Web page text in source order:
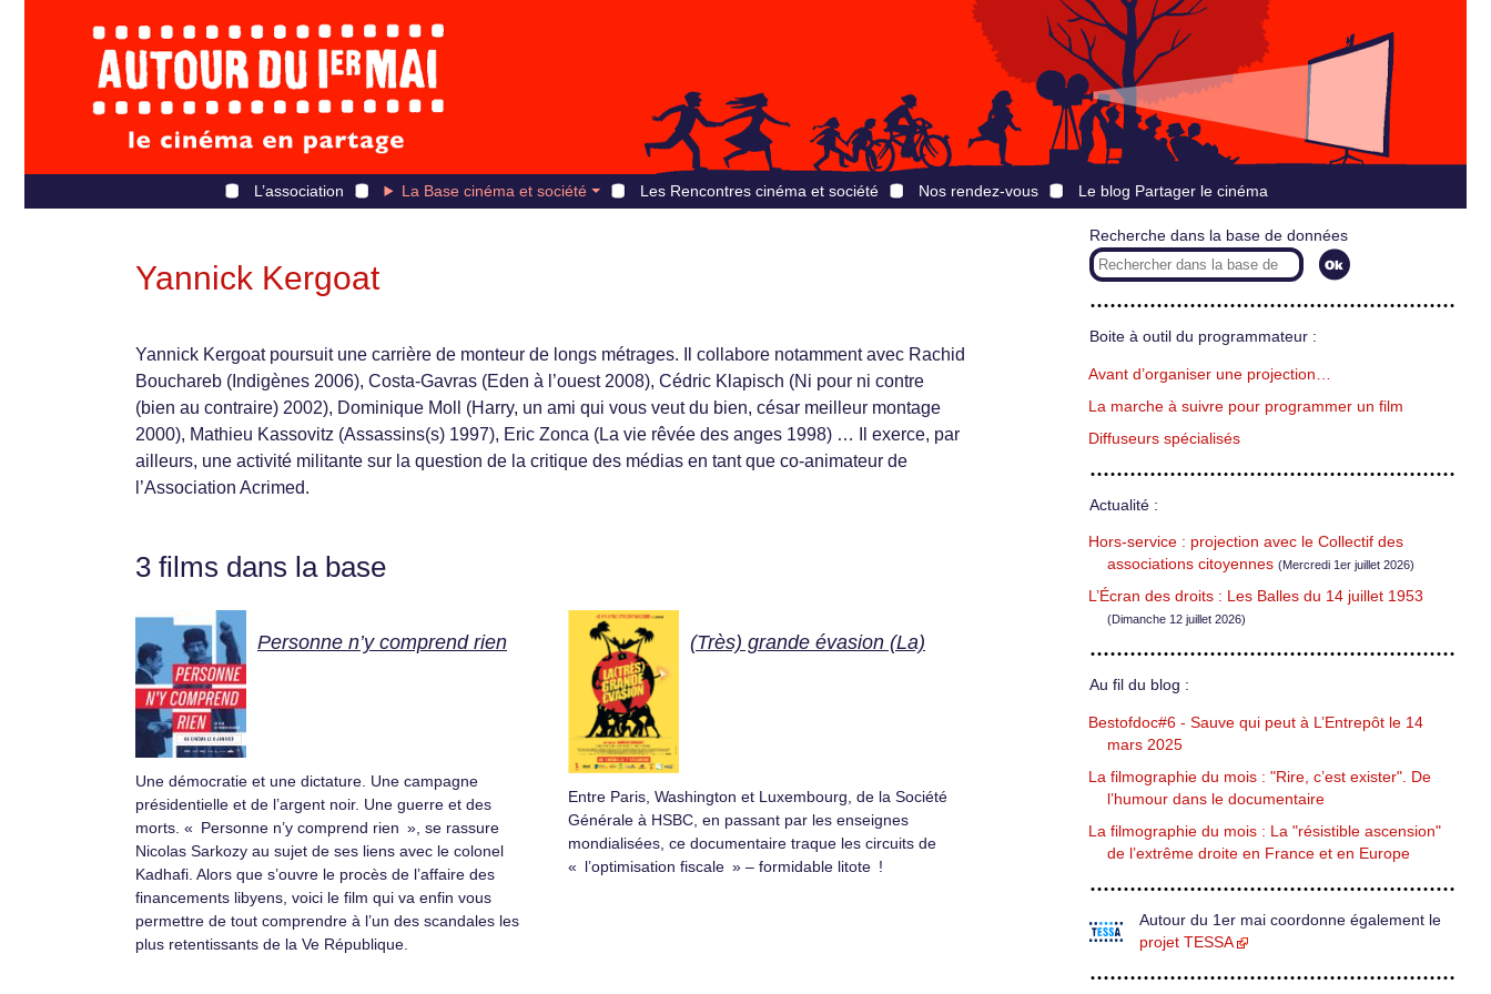
L’association La Base cinéma et société Les Rencontres cinéma et société Nos rendez-vous Le blog Partager le cinéma
Yannick Kergoat
Yannick Kergoat poursuit une carrière de monteur de longs métrages. Il collabore notamment avec Rachid
Bouchareb (Indigènes 2006), Costa-Gavras (Eden à l’ouest 2008), Cédric Klapisch (Ni pour ni contre
(bien au contraire) 2002), Dominique Moll (Harry, un ami qui vous veut du bien, césar meilleur montage
2000), Mathieu Kassovitz (Assassins(s) 1997), Eric Zonca (La vie rêvée des anges 1998) … Il exerce, par
ailleurs, une activité militante sur la question de la critique des médias en tant que co-animateur de
l’Association Acrimed.
3 films dans la base
Personne n’y comprend rien
Une démocratie et une dictature. Une campagne
présidentielle et de l’argent noir. Une guerre et des
morts. « Personne n’y comprend rien », se rassure
Nicolas Sarkozy au sujet de ses liens avec le colonel
Kadhafi. Alors que s’ouvre le procès de l’affaire des
financements libyens, voici le film qui va enfin vous
permettre de tout comprendre à l’un des scandales les
plus retentissants de la Ve République.
(Très) grande évasion (La)
Entre Paris, Washington et Luxembourg, de la Société
Générale à HSBC, en passant par les enseignes
mondialisées, ce documentaire traque les circuits de
« l’optimisation fiscale » – formidable litote !
Recherche dans la base de données
Boite à outil du programmateur :
Avant d’organiser une projection…
La marche à suivre pour programmer un film
Diffuseurs spécialisés
Actualité :
Hors-service : projection avec le Collectif des
associations citoyennes (Mercredi 1er juillet 2026)
L’Écran des droits : Les Balles du 14 juillet 1953
(Dimanche 12 juillet 2026)
Au fil du blog :
Bestofdoc#6 - Sauve qui peut à L’Entrepôt le 14
mars 2025
La filmographie du mois : "Rire, c’est exister". De
l’humour dans le documentaire
La filmographie du mois : La "résistible ascension"
de l’extrême droite en France et en Europe
Autour du 1er mai coordonne également le
projet TESSA